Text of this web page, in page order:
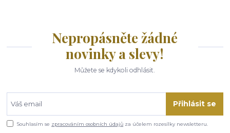
Nepropásněte žádné
novinky a slevy!
Můžete se kdykoli odhlásit.
Přihlásit se
Souhlasím se zpracováním osobních údajů za účelem rozesílky newsletteru.